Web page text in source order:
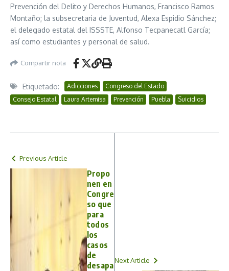
Prevención del Delito y Derechos Humanos, Francisco Ramos
Montaño; la subsecretaria de Juventud, Alexa Espidio Sánchez;
el delegado estatal del ISSSTE, Alfonso Tecpanecatl García;
así como estudiantes y personal de salud.
Compartir nota
Etiquetado: Adicciones
Congreso del Estado
Consejo Estatal
Laura Artemisa Prevención Puebla Suicidios
Previous Article
Propo
nen en
Congre
so que
para
todos
los
casos
de
desapaNext Article